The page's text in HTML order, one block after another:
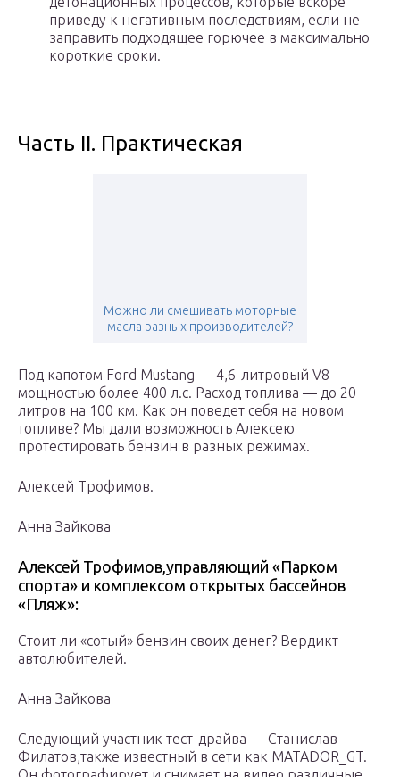
приведу к негативным последствиям, если не
заправить подходящее горючее в максимально
короткие сроки.
Часть II. Практическая
Можно ли смешивать моторные
масла разных производителей?
Под капотом Ford Mustang — 4,6-литровый V8
мощностью более 400 л.с. Расход топлива — до 20
литров на 100 км. Как он поведет себя на новом
топливе? Мы дали возможность Алексею
протестировать бензин в разных режимах.
Алексей Трофимов.
Анна Зайкова
Алексей Трофимов,управляющий «Парком
спорта» и комплексом открытых бассейнов
«Пляж»:
Стоит ли «сотый» бензин своих денег? Вердикт
автолюбителей.
Анна Зайкова
Следующий участник тест-драйва — Станислав
Филатов,также известный в сети как MATADOR_GT.